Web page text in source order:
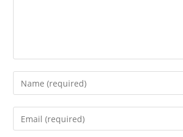
Enter
your
name
Enter
your